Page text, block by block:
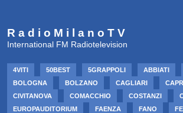
R a d i o M i l a n o T V
International FM Radiotelevision
4VITI 50BEST 5GRAPPOLI ABBIATI
BOLOGNA
BOLZANO CAGLIARI
CIVITANOVA
COMACCHIO COSTANZI
EUROPAUDITORIUM
FAENZA FANO